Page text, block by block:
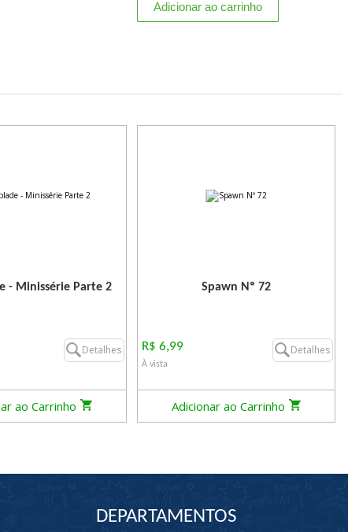
- Minissérie Parte 2
Detalhes
ao Carrinho
Spawn Nº 72
R$ 6,99
À vista
Detalhes
Adicionar ao Carrinho
DEPARTAMENTOS